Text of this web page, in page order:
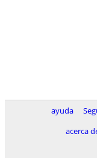
ayuda
acerca